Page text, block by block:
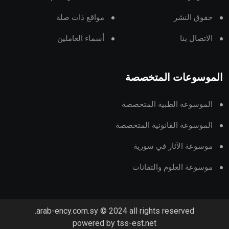
حقوق النشر مواقع ذات صلة
الاتصال بنا أسماء العاملين
الموسوعات المتخصصة
الموسوعة الطبية المتخصصة
الموسوعة القانونية المتخصصة
موسوعة الآثار في سورية
موسوعة العلوم والتقانات
arab-ency.com.sy © 2024 all rights reserved.
powered by tss-est.net